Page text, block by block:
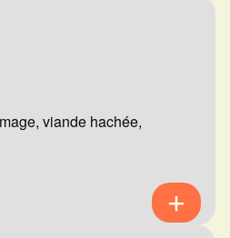
viande hachée,